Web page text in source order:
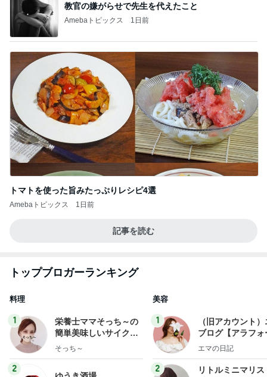
教官の嫌がらせで先生を代えたこと
Amebaトピックス 1日前
トマトを使った旨みたっぷりレシピ4選
Amebaトピックス 1日前
記事を読む
トップブロガーランキング
料理
1
栄養士ママそっち～の
簡単美味しいサイクル
献立
そっち～
2
美容
1
（旧アカウント
ブログ【アラフォ
社売却セカンドラ
エマの日記
2
リトルミニマリス